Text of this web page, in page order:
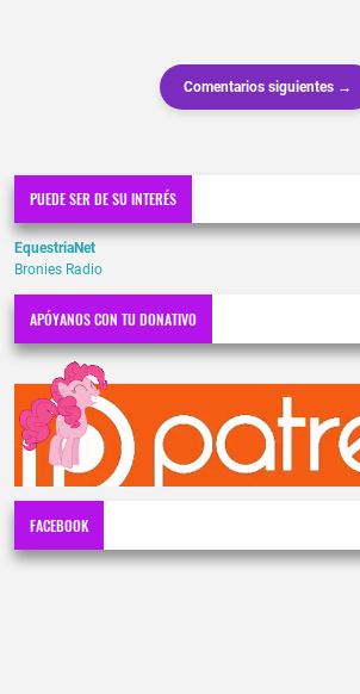
Comentarios siguientes →
PUEDE SER DE SU INTERÉS
EquestriaNet
Bronies Radio
APÓYANOS CON TU DONATIVO
FACEBOOK